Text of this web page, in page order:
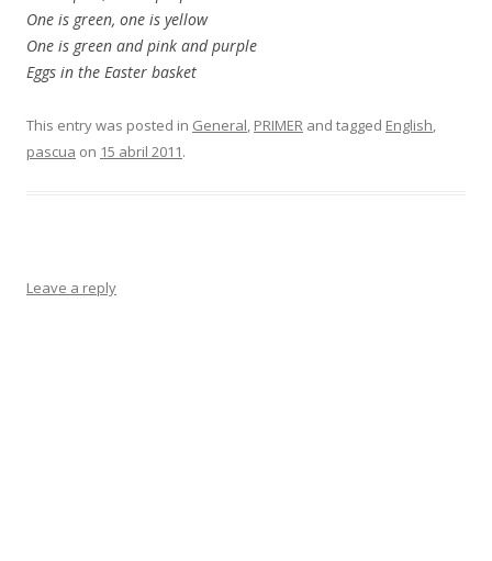
One is green, one is yellow
One is green and pink and purple
Eggs in the Easter basket
This entry was posted in General, PRIMER and tagged English,
pascua on 15 abril 2011.
Leave a reply